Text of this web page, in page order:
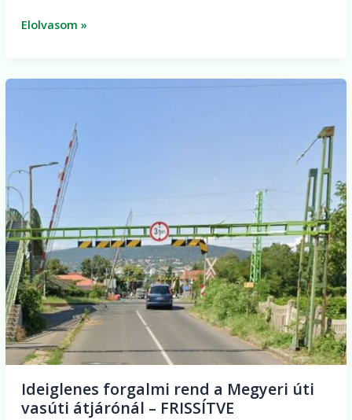
Elolvasom »
Ideiglenes forgalmi rend a Megyeri úti
vasúti átjárónál – FRISSÍTVE
Megyeri
úti
vasúti
átjárónál
–
FRISSÍTVE